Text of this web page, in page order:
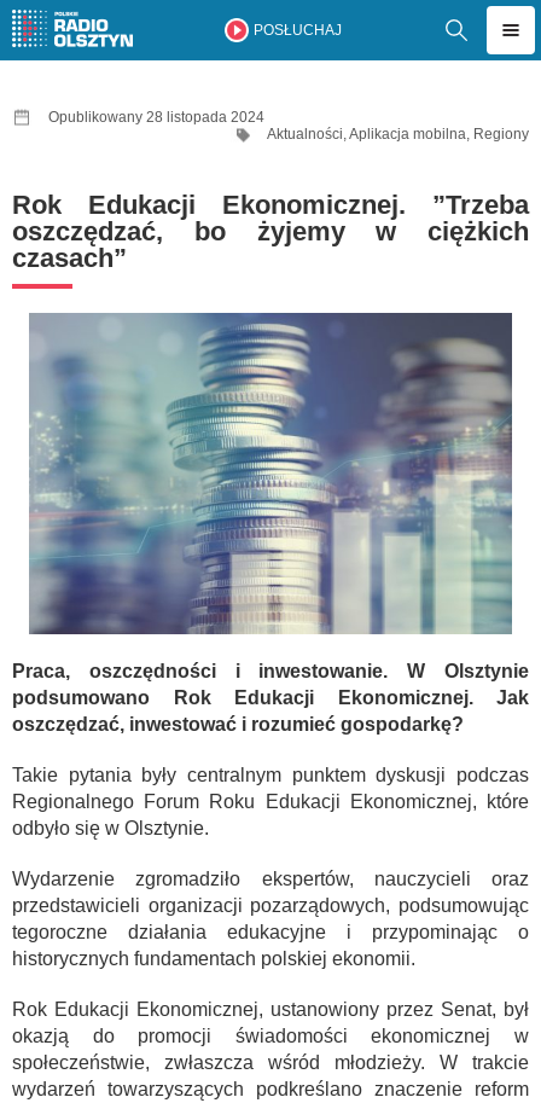
POSŁUCHAJ
Opublikowany 28 listopada 2024
Aktualności,Aplikacja mobilna, Regiony
Rok Edukacji Ekonomicznej. ”Trzeba
oszczędzać, bo żyjemy w ciężkich
czasach”
Praca, oszczędności i inwestowanie. W Olsztynie
podsumowano Rok Edukacji Ekonomicznej. Jak
oszczędzać, inwestować i rozumieć gospodarkę?
Takie pytania były centralnym punktem dyskusji podczas
Regionalnego Forum Roku Edukacji Ekonomicznej, które
odbyło się w Olsztynie.
Wydarzenie zgromadziło ekspertów, nauczycieli oraz
przedstawicieli organizacji pozarządowych, podsumowując
tegoroczne działania edukacyjne i przypominając o
historycznych fundamentach polskiej ekonomii.
Rok Edukacji Ekonomicznej, ustanowiony przez Senat, był
okazją do promocji świadomości ekonomicznej w
społeczeństwie, zwłaszcza wśród młodzieży. W trakcie
wydarzeń towarzyszących podkreślano znaczenie reform